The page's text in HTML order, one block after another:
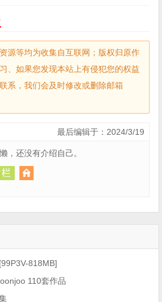
源等均为收集自互联网；版权归原作
、如果您发现本站上有侵犯您的权益
系，我们会及时修改或删除邮箱
最后编辑于：2024/3/19
，还没有介绍自己。
818MB]
110套作品